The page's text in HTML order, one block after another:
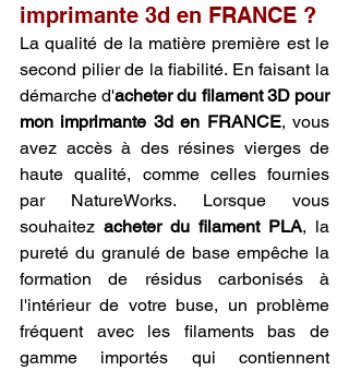
imprimante 3d en FRANCE ?
La qualité de la matière première est le
second pilier de la fiabilité. En faisant la
démarche d'acheter du filament 3D pour
mon imprimante 3d en FRANCE, vous
avez accès à des résines vierges de
haute qualité, comme celles fournies
par NatureWorks. Lorsque vous
souhaitez acheter du filament PLA, la
pureté du granulé de base empêche la
formation de résidus carbonisés à
l'intérieur de votre buse, un problème
fréquent avec les filaments bas de
gamme importés qui contiennent